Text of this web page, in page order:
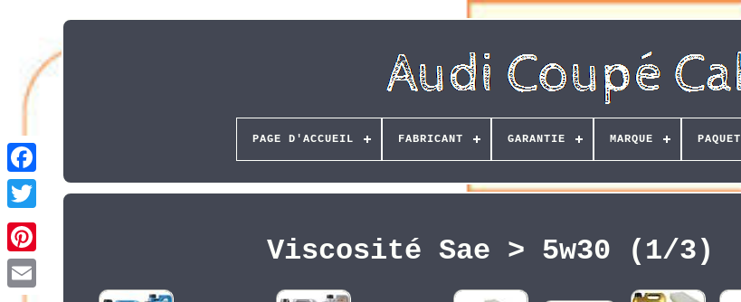
Pinterest
PAGE D'ACCUEIL FABRICANT GARANTIE MARQUE PAQUET
Viscosité Sae > 5w30 (1/3)